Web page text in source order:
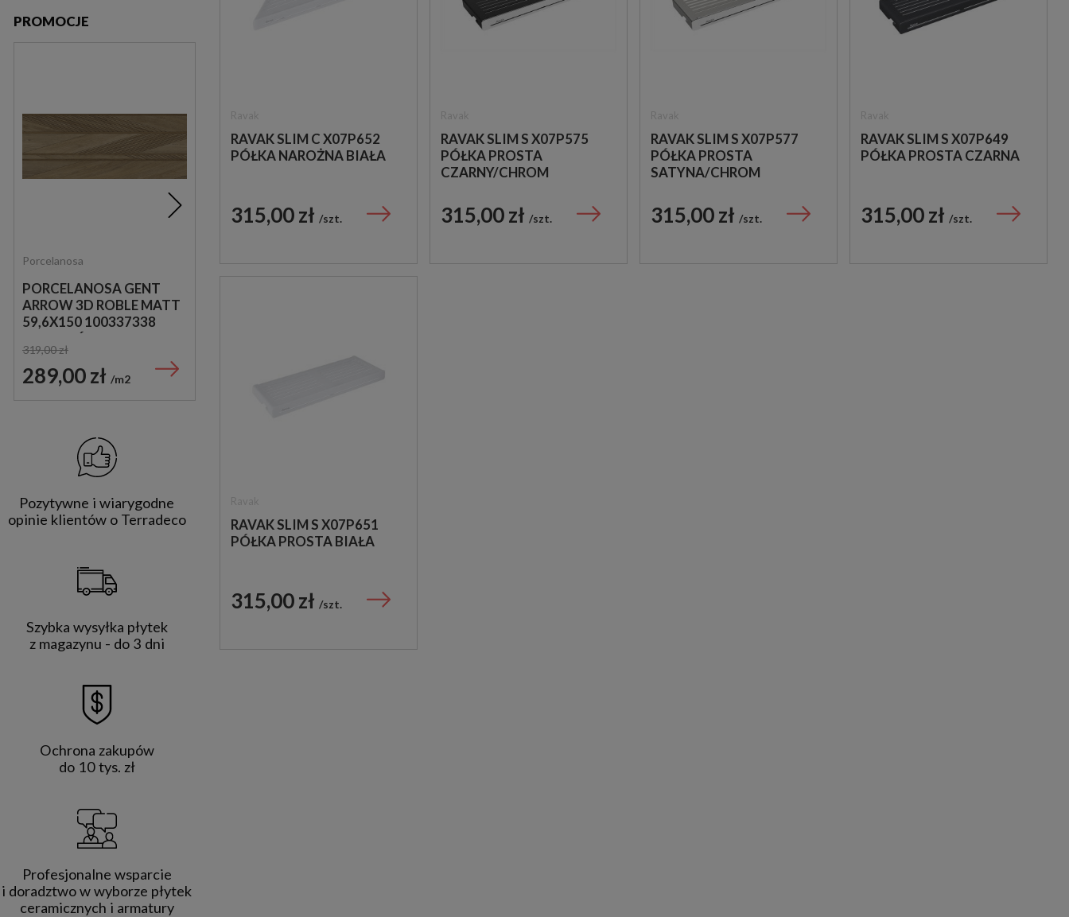
PROMOCJE
Porcelanosa
PORCELANOSA GENT
ARROW 3D ROBLE MATT
59,6X150 100337338
PŁYTKA ŚCIENNA
DREWNOPODOBNA
319,00 zł
289,00 zł m2
Pozytywne i wiarygodne
opinie klientów o Terradeco
Szybka wysyłka płytek
z magazynu - do 3 dni
Ochrona zakupów
do 10 tys. zł
Profesjonalne wsparcie
i doradztwo w wyborze płytek
ceramicznych i armatury
RAVAK SLIM C X07P652
PÓŁKA NAROŻNA BIAŁA
315,00 zł szt.
RAVAK SLIM S X07P575
PÓŁKA PROSTA
CZARNY/CHROM
315,00 zł szt.
RAVAK SLIM S X07P577
PÓŁKA PROSTA
SATYNA/CHROM
315,00 zł szt.
RAVAK SLIM S X07P649
PÓŁKA PROSTA CZARNA
315,00 zł szt.
RAVAK SLIM S X07P651
PÓŁKA PROSTA BIAŁA
315,00 zł szt.